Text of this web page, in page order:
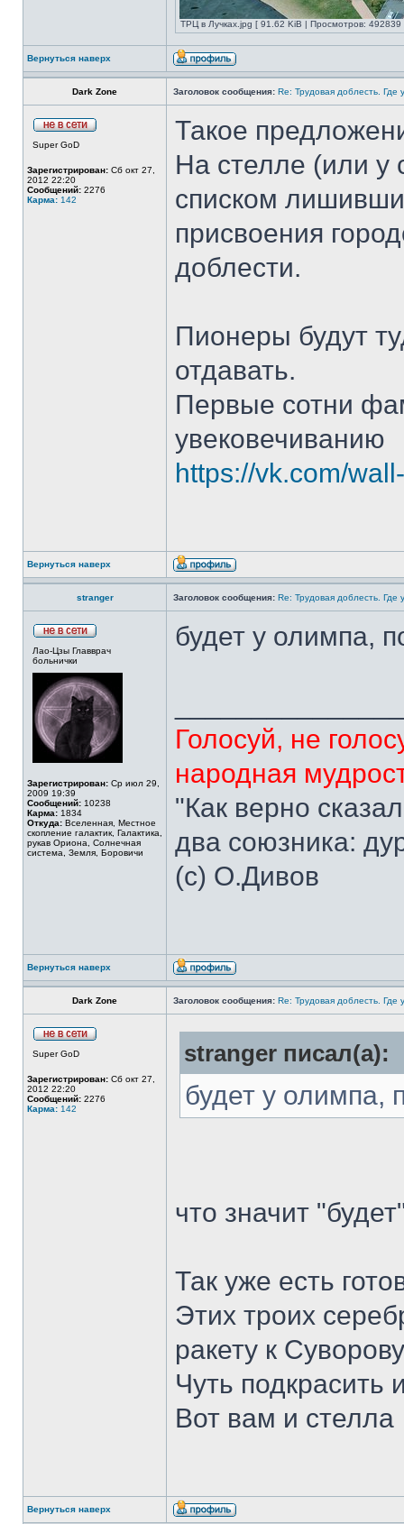
ТРЦ в Лучках.jpg [ 91.62 KiB | Просмотров: 492839
Вернуться наверх
Dark Zone Заголовок сообщения: Re: Трудовая доблесть. Где
Super GoD
Зарегистрирован: Сб окт 27,
2012 22:20
Сообщений: 2276
Карма: 142
Такое
На стелле (или у
списком
присвоения
доблести.
Пионеры будут
отдавать.
Первые сотни
увековечиванию
https://vk.com/
Вернуться наверх
stranger Заголовок сообщения: Re: Трудовая доблесть. Где
Лао-Цзы Главврач
больнички
Зарегистрирован: Ср июл 29,
2009 19:39
Сообщений: 10238
Карма: 1834
Откуда: Вселенная, Местное
скопление галактик, Галактика,
рукав Ориона, Солнечная
система, Земля, Боровичи
будет у олимпа,
Голосуй, не
народная
"Как верно
два союзника:
(с) О.Дивов
Вернуться наверх
Dark Zone Заголовок сообщения: Re: Трудовая доблесть. Где
Super GoD
Зарегистрирован: Сб окт 27,
2012 22:20
Сообщений: 2276
Карма: 142
stranger писал(а):
будет у олимпа,
что значит
Так уже есть
Этих троих
ракету к
Чуть подкрасить
Вот вам и стелла
Вернуться наверх